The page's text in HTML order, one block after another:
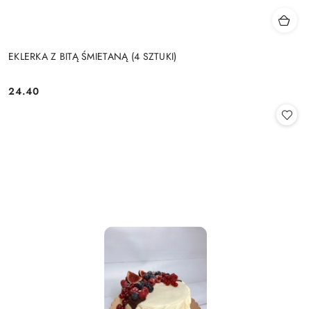
EKLERKA Z BITĄ ŚMIETANĄ (4 SZTUKI)
Cena:
24.40